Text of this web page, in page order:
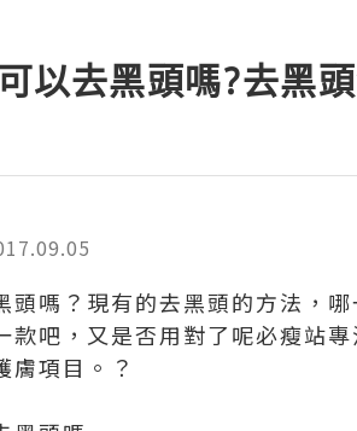
以去黑頭嗎?去黑
頭嗎？現有的去黑頭的方法，
款吧，又是否用對了呢必瘦站
膚項目。？